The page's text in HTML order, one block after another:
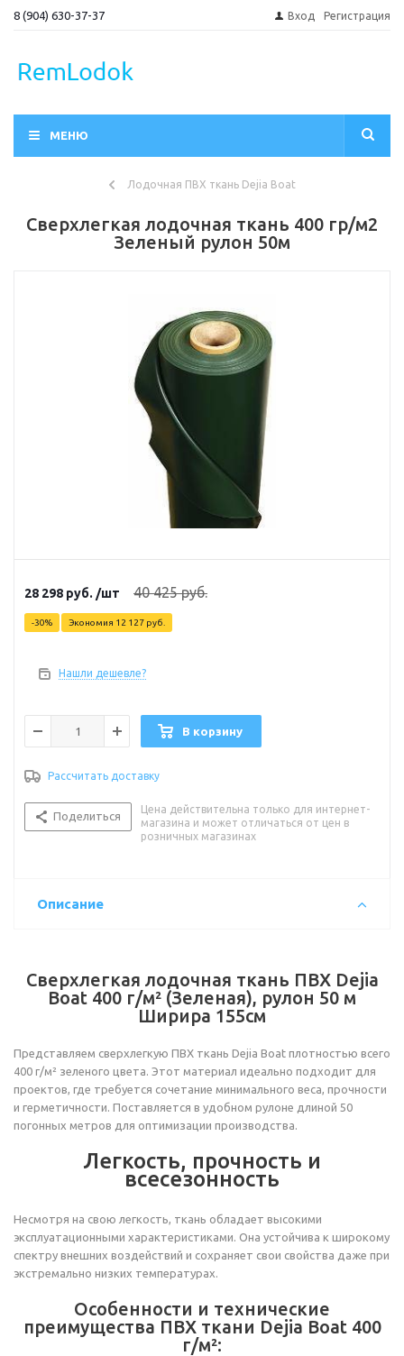
8 (904) 630-37-37 Вход Регистрация
МЕНЮ
Лодочная ПВХ ткань Dejia Boat
Сверхлегкая лодочная ткань 400 гр/м2
Зеленый рулон 50м
28 298 руб. /шт 40 425руб.
-30% Экономия 12 127 руб.
Нашли дешевле?
В корзину
Рассчитать доставку
Поделиться
Цена действительна только для интернет-
магазина и может отличаться от цен в
розничных магазинах
Описание
Сверхлегкая лодочная ткань ПВХ Dejia
Boat 400 г/м² (Зеленая), рулон 50 м
Ширира 155см
Представляем сверхлегкую ПВХ ткань Dejia Boat плотностью всего
400 г/м² зеленого цвета. Этот материал идеально подходит для
проектов, где требуется сочетание минимального веса, прочности
и герметичности. Поставляется в удобном рулоне длиной 50
погонных метров для оптимизации производства.
Легкость, прочность и
всесезонность
Несмотря на свою легкость, ткань обладает высокими
эксплуатационными характеристиками. Она устойчива к широкому
спектру внешних воздействий и сохраняет свои свойства даже при
экстремально низких температурах.
Особенности и технические
преимущества ПВХ ткани Dejia Boat 400
г/м²: